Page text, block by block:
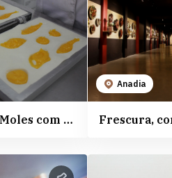
Fábrica dos Ovos Moles com Viva a Ria
Anadia